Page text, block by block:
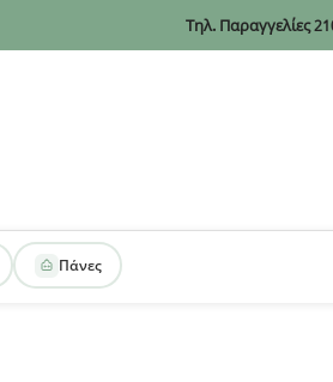
Τηλ. Παραγγελίες
Πάνες